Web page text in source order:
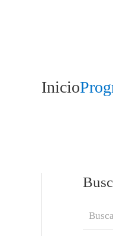
Inicio